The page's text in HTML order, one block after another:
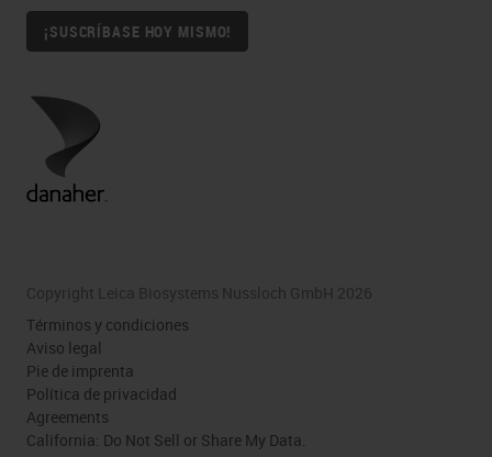
¡SUSCRÍBASE HOY MISMO!
Copyright Leica Biosystems Nussloch GmbH 2026
Términos y condiciones
Aviso legal
Pie de imprenta
Política de privacidad
Agreements
California: Do Not Sell or Share My Data.